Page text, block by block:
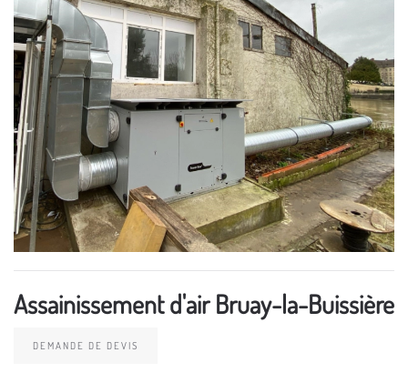
Assainissement d'air Bruay-la-Buissière
DEMANDE DE DEVIS